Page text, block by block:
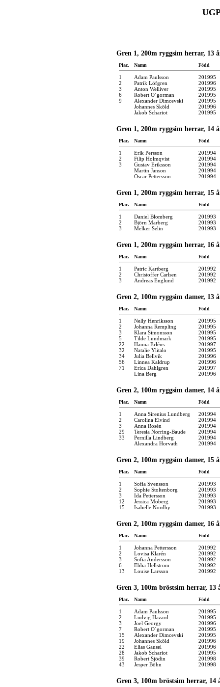
Gren 1, 200m ryggsim herrar, 13
Plac. Namn Född
1 Adam Paulsson
201995
2
Patrik Löfgren
201996
3
Anton Welliver
201995
6
Robert O´gorman
201995
9
Alexander Dimcevski
201995
Johannes Sköld
201996
Jakob Schariot
201995
Gren 1, 200m ryggsim herrar, 14
Plac. Namn Född
1 Erik Persson
201994
2
Filip Holmqvist
201994
3
Gustav Eriksson
201994
Martin Janson
201994
Oscar Pettersson
201994
Gren 1, 200m ryggsim herrar, 15
Plac. Namn Född
1 Daniel Blomberg
201993
2
Björn Marberg
201993
3
Melker Selin 201993
Gren 1, 200m ryggsim herrar, 16
Plac. Namn Född
1 Patric Kartberg
201992
2
Christoffer Carlsen
201992
3
Andreas Englund 201992
Gren 2, 100m ryggsim damer, 13
Plac. Namn Född
1 Nelly Henriksson
201995
2
Johanna Rempling
201995
3
Klara Simonsson
201995
5
Tilde Lundmark
201995
22
Hanna Erléus
201997
32
Natalie Ylitalo
201995
34
Julia Bellvik
201996
56
Linnea Kaldrup
201996
71
Erica Dahlgren
201997
Lina Berg
201996
Gren 2, 100m ryggsim damer, 14
Plac. Namn Född
1 Anna Sirenius Lundberg
201994
2
Carolina Elvind
201994
3
Anna Rosén
201994
29
Teresia Norring-Baude
201994
33
Pernilla Lindberg
201994
Alexandra Horvath
201994
Gren 2, 100m ryggsim damer, 15
Plac. Namn Född
1 Sofia Svensson
201993
2
Sophie Stoltenborg
201993
3
Ida Pettersson
201993
12
Jessica Moberg
201993
15
Isabelle Nordby 201993
Gren 2, 100m ryggsim damer, 16
Plac. Namn Född
1 Johanna Pettersson
201992
2
Lovisa Klarén
201992
3
Sofia Andersson
201992
6
Ebba Hellström
201992
13
Louise Larsson 201992
Gren 3, 100m bröstsim herrar, 13
Plac. Namn Född
1 Adam Paulsson
201995
2
Ludvig Hazard
201995
3
Joel Georgy
201996
7
Robert O´gorman
201995
15
Alexander Dimcevski
201995
19
Johannes Sköld
201996
22
Elias Gausel
201996
28
Jakob Schariot
201995
39
Robert Sjödin
201998
43
Jesper Böhn 201998
Gren 3, 100m bröstsim herrar, 14